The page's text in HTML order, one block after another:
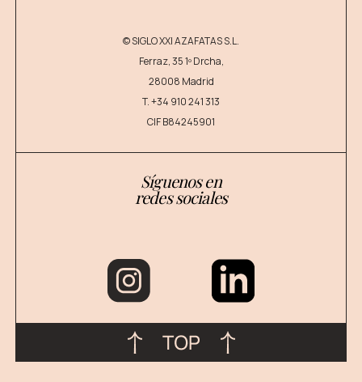
© SIGLO XXI AZAFATAS S.L.
Ferraz, 35 1º Drcha,
28008 Madrid
T.+34 910 241 313
CIF B84245901
Síguenos en
redes sociales